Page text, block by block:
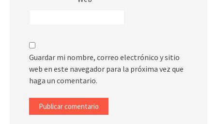
Guardar mi nombre, correo electrónico y sitio
web en este navegador para la próxima vez que
haga un comentario.